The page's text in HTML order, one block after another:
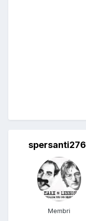
spersanti276
Membri